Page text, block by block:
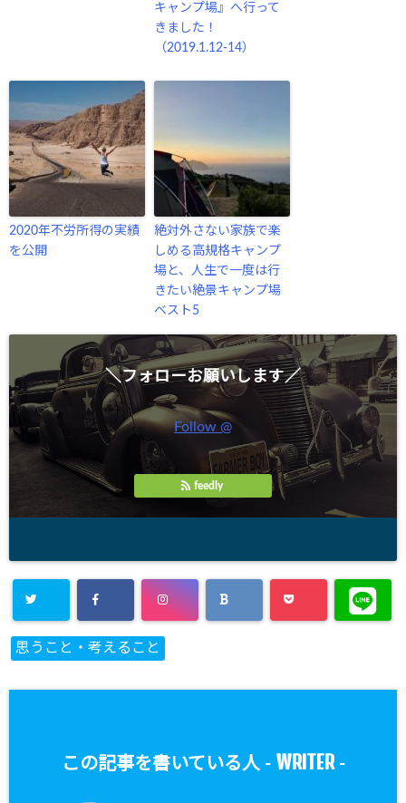
キャンプ場』へ行って
きました！
（2019.1.12-14）
2020年不労所得の実績
を公開
絶対外さない家族で楽
しめる高規格キャンプ
場と、人生で一度は行
きたい絶景キャンプ場
ベスト5
＼フォローお願いします／
Follow @
feedly
思うこと・考えること
この記事を書いている人 - WRITER-